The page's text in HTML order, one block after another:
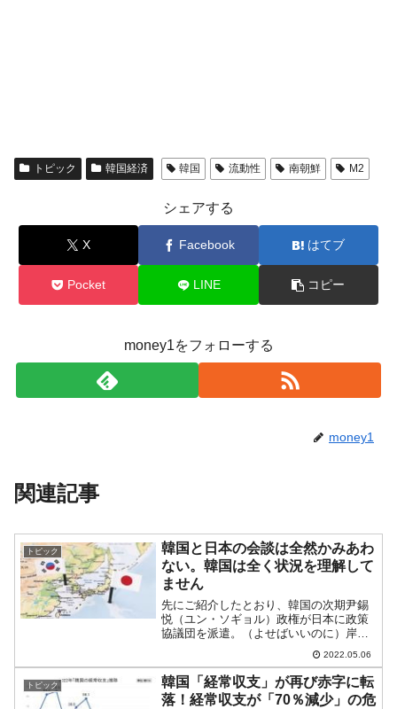
トピック 韓国経済 韓国 流動性 南朝鮮 M2
シェアする
X Facebook はてブ
Pocket LINE コピー
money1をフォローする
money1
関連記事
トピック
韓国と日本の会談は全然かみあわ
ない。韓国は全く状況を理解して
ません
先にご紹介したとおり、韓国の次期尹錫
悦（ユン・ソギョル）政権が日本に政策
協議団を派遣。（よせばいいのに）岸田
文雄首相も協議団に会いました。しか
し、韓国新政権の「日韓関係を好転させ
るぞ」という意気込みはいいとしても、
やはり日本の「原則を守れ」...
2022.05.06
トピック
韓国「経常収支」が再び赤字に転
落！経常収支が「70％減少」の危